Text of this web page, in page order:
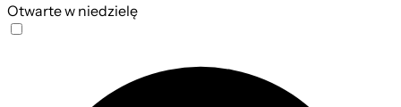
Otwarte w niedzielę